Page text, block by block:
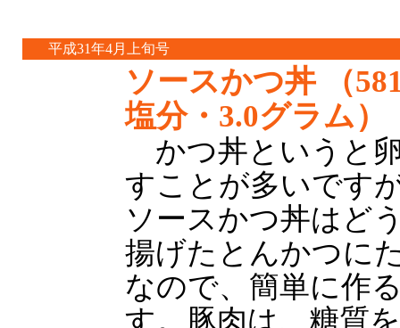
平成31年4月上旬号
ソースかつ丼
塩分・3.0グラム）
かつ丼というと
すことが多いです
ソースかつ丼は
揚げたとんかつに
なので、簡単に作
す。豚肉は、糖質